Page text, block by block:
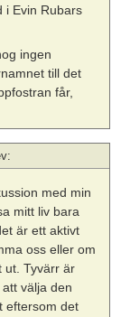
i Evin Rubars
ingen
till det
får,
med min
mitt liv bara
är ett aktivt
oss eller om
ut. Tyvärr är
välja den
eftersom det